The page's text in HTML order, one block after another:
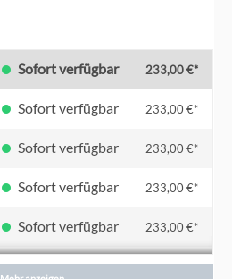
Sofort verfügbar 233,00 €*
Sofort verfügbar 233,00 €*
Sofort verfügbar 233,00 €*
Sofort verfügbar 233,00 €*
Sofort verfügbar 233,00 €*
Sofort verfügbar 233,00 €*